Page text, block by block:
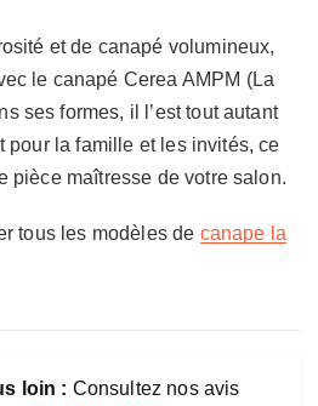
et de canapé volumineux,
le canapé Cerea AMPM (La
ses formes, il l’est tout autant
pour la famille et les invités, ce
pièce maîtresse de votre salon.
tous les modèles de canape la
loin : Consultez nos avis